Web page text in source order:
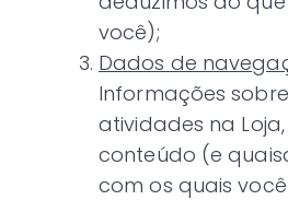
você);
Dados de
Informações
atividades na
conteúdo (e
com os quais